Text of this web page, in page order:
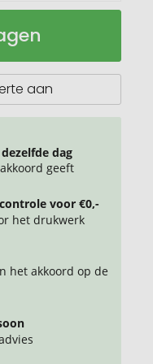
aan
dag
geeft
voor €0,-
het drukwerk
het akkoord op de